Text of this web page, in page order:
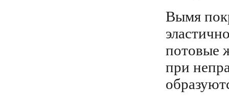
Вымя
потовые
при